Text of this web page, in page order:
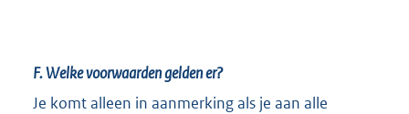
F. Welke voorwaarden gelden er?
Je komt alleen in aanmerking als je aan alle